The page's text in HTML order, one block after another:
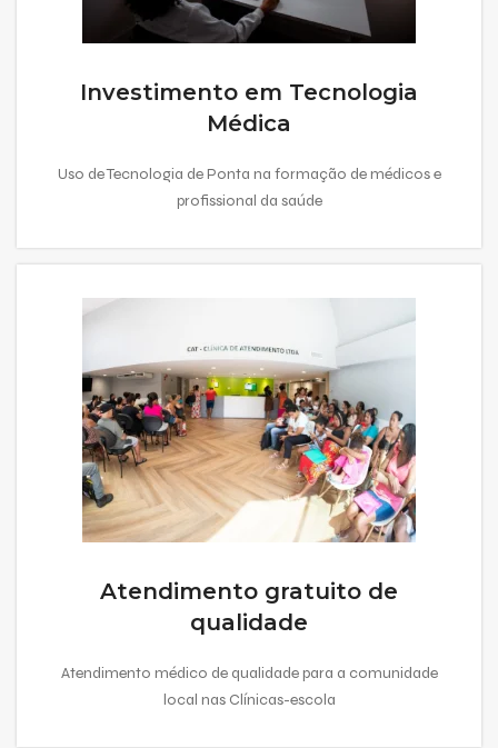
Investimento em Tecnologia
Médica
Uso de Tecnologia de Ponta na formação de médicos e
profissional da saúde
Atendimento gratuito de
qualidade
Atendimento médico de qualidade para a comunidade
local nas Clínicas-escola